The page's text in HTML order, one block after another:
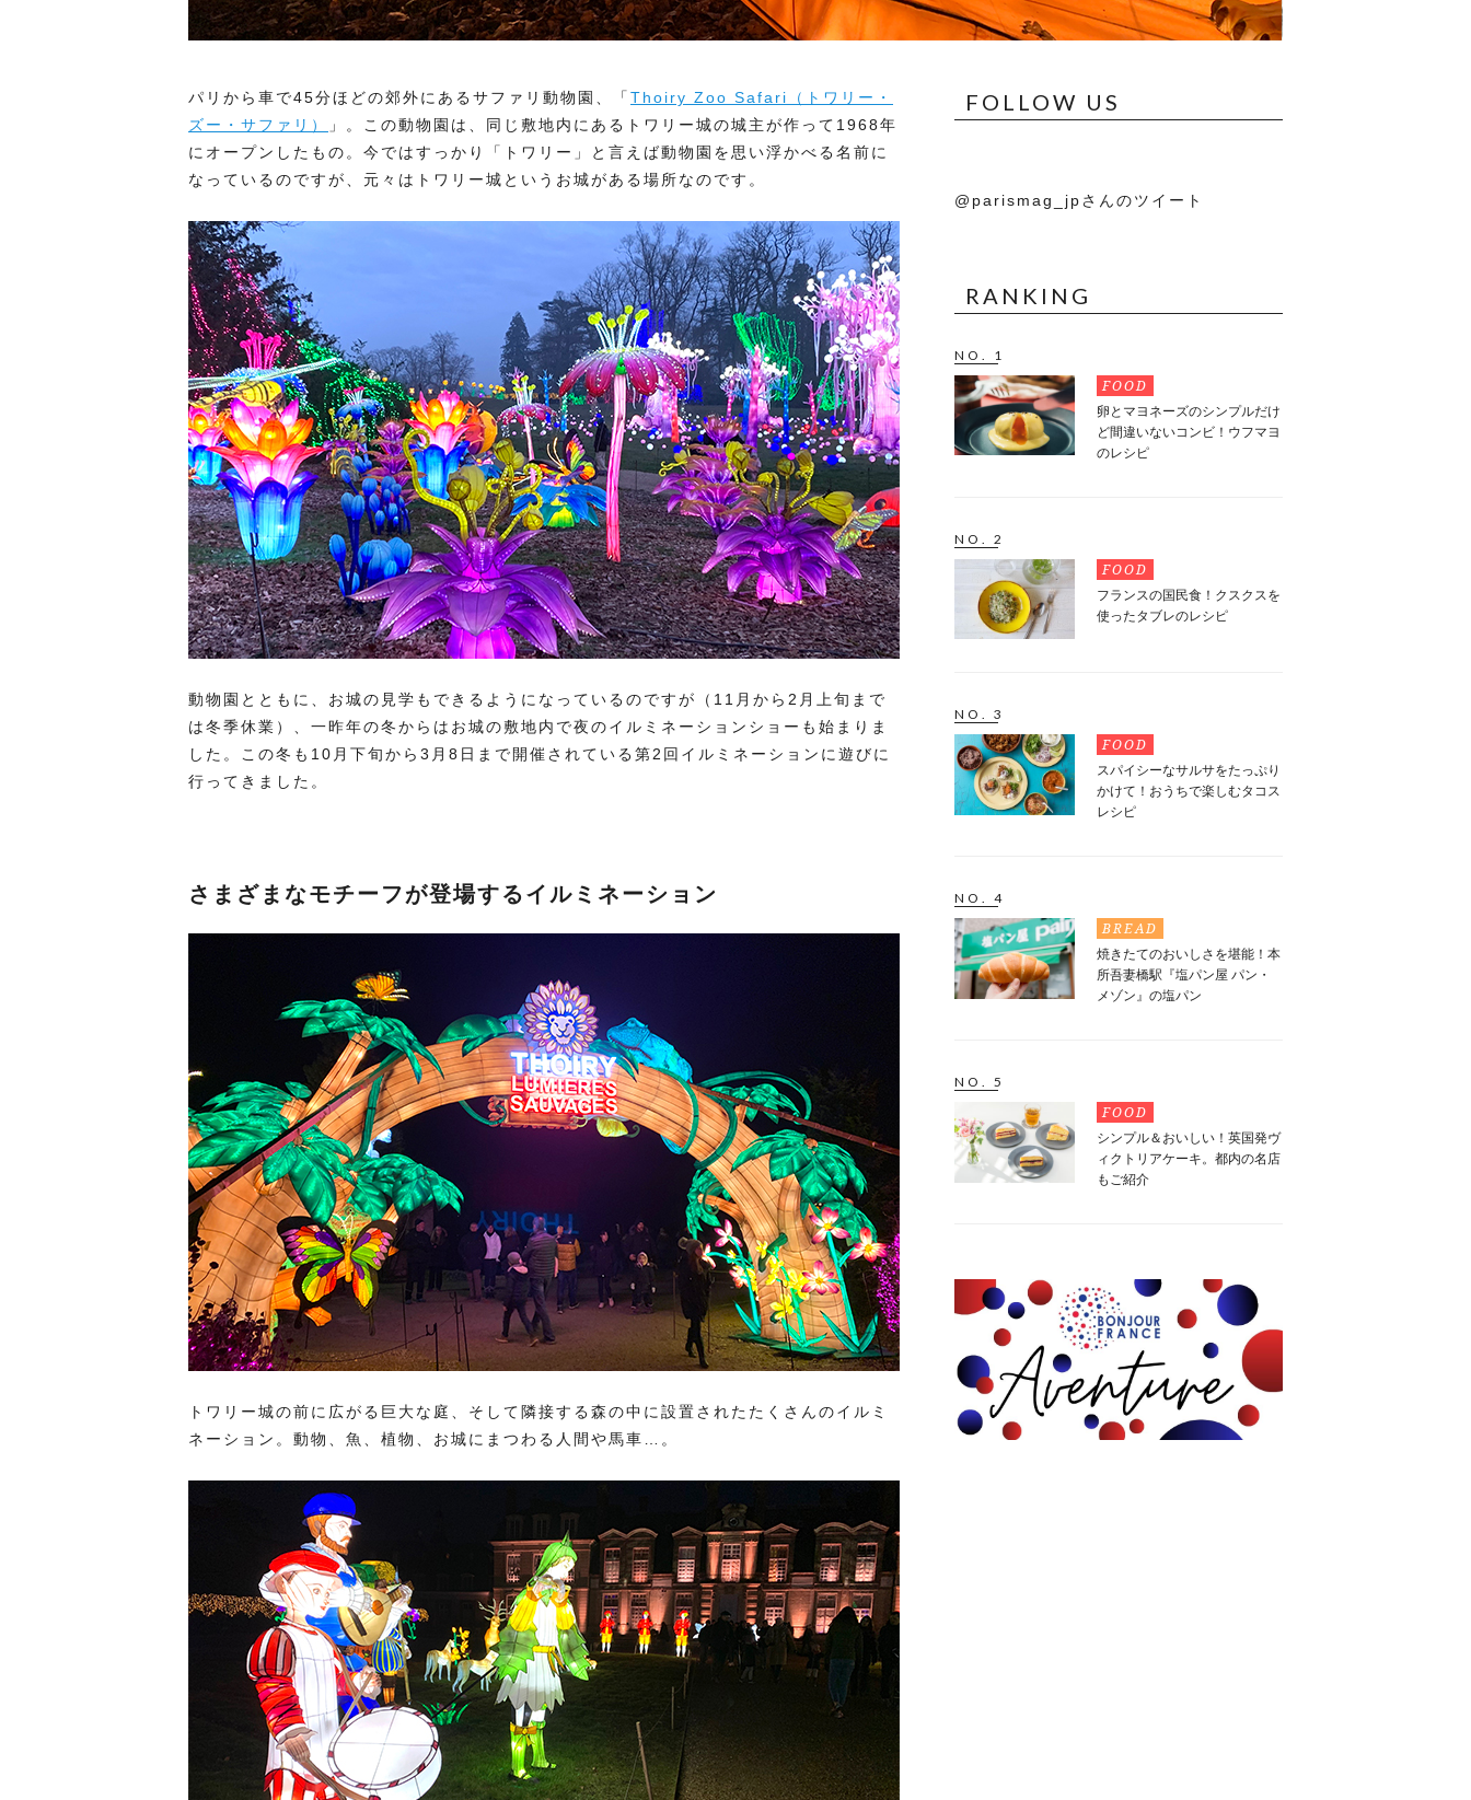
パリから車で45分ほどの郊外にあるサファリ動物園、「 Thoiry Zoo Safari（トワリー・
ズー・サファリ）
」。この動物園は、同じ敷地内にあるトワリー城の城主が作って1968年
にオープンしたもの。今ではすっかり「トワリー」と言えば動物園を思い浮かべる名前に
なっているのですが、元々はトワリー城というお城がある場所なのです。
動物園とともに、お城の見学もできるようになっているのですが（11月から2月上旬まで
は冬季休業）、一昨年の冬からはお城の敷地内で夜のイルミネーションショーも始まりま
した。この冬も10月下旬から3月8日まで開催されている第2回イルミネーションに遊びに
行ってきました。
さまざまなモチーフが登場するイルミネーション
トワリー城の前に広がる巨大な庭、そして隣接する森の中に設置されたたくさんのイルミ
ネーション。動物、魚、植物、お城にまつわる人間や馬車…。
FOLLOW US
@parismag_jpさんのツイート
RANKING
NO. 1
FOOD
卵とマヨネーズのシンプルだけ
ど間違いないコンビ！ウフマヨ
のレシピ
NO. 2
FOOD
フランスの国民食！クスクスを
使ったタブレのレシピ
NO. 3
FOOD
スパイシーなサルサをたっぷり
かけて！おうちで楽しむタコス
レシピ
NO. 4
BREAD
焼きたてのおいしさを堪能！本
所吾妻橋駅『塩パン屋 パン・
メゾン』の塩パン
NO. 5
FOOD
シンプル＆おいしい！英国発ヴ
ィクトリアケーキ。都内の名店
もご紹介